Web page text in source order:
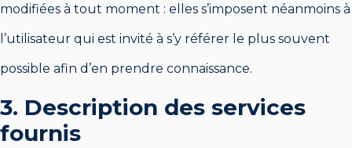
modifiées à tout moment : elles s’imposent néanmoins à
l’utilisateur qui est invité à s’y référer le plus souvent
possible afin d’en prendre connaissance.
3. Description des services
fournis